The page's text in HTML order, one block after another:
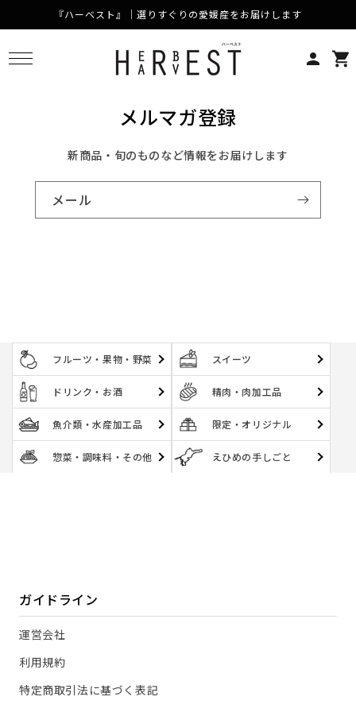
コンテンツに進む
『ハーベスト』｜選りすぐりの愛媛産をお届けします
ー
メルマガ登録
新商品・旬のものなど情報をお届けします
メール
フルーツ・果物・野菜 スイーツ
ドリンク・お酒 精肉・肉加工品
魚介類・水産加工品 限定・オリジナル
惣菜・調味料・その他 えひめの手しごと
ガイドライン
運営会社
利用規約
特定商取引法に基づく表記